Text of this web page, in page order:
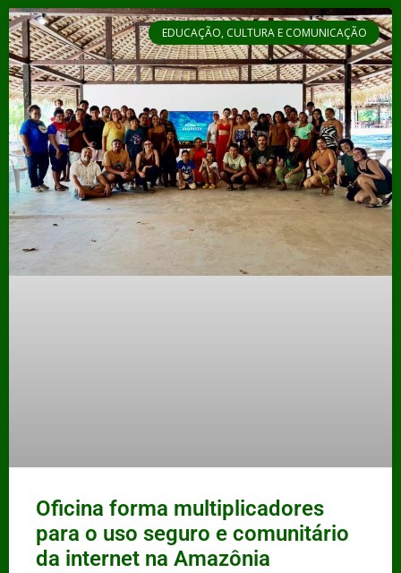
EDUCAÇÃO, CULTURA E COMUNICAÇÃO
Oficina forma multiplicadores
para o uso seguro e comunitário
da internet na Amazônia